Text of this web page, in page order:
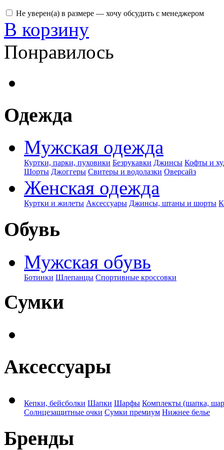
Не уверен(а) в размере — хочу обсудить с менеджером
В корзину
Понравилось
Одежда
Мужская одежда
Куртки, парки, пуховики Безрукавки Джинсы Кофты и
Шорты Джоггеры Свитеры и водолазки Оверсайз
Женская одежда
Куртки и жилеты Аксессуары Джинсы, штаны и шорты
Обувь
Мужская обувь
Ботинки Шлепанцы Спортивные кроссовки
Сумки
Аксессуары
Кепки, бейсболки Шапки Шарфы Комплекты (шапка,
Солнцезащитные очки Сумки премиум Нижнее белье
Бренды